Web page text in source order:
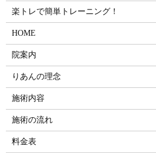
楽トレで簡単トレーニング！
HOME
院案内
りあんの理念
施術内容
施術の流れ
料金表